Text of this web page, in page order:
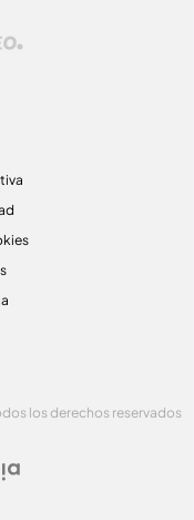
los derechos reservados